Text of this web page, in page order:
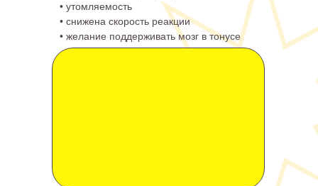
• утомляемость
• снижена скорость реакции
• желание поддерживать мозг в тонусе